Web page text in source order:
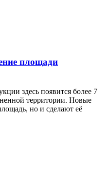
площади
здесь появится более 7
территории. Новые
но и сделают её